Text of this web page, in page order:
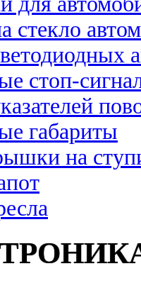
стекло
стоп-
габариты
на